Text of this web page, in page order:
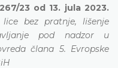
23 od 13. jula 2023.
bez pratnje, lišenje
pod nadzor u
člana 5. Evropske